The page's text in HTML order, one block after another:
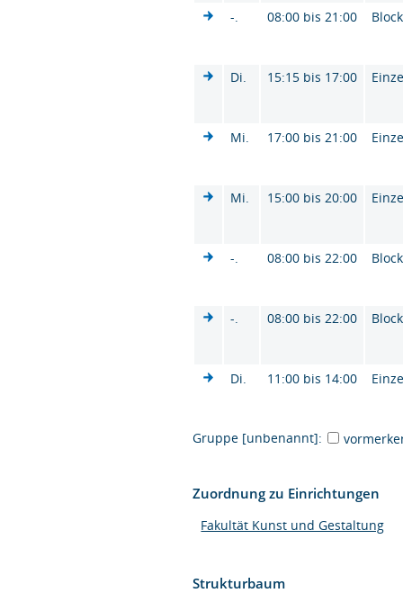
-. 08:00 bis 21:00 Block
Di. 15:15 bis 17:00
Mi. 17:00 bis 21:00
Mi. 15:00 bis 20:00
-. 08:00 bis 22:00
-. 08:00 bis 22:00
Di. 11:00 bis 14:00
Gruppe [unbenannt]:
Zuordnung zu Einrichtungen
Fakultät Kunst und Gestaltung
Strukturbaum